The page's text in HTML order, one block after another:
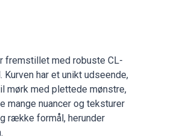
fremstillet med robuste CL-
har et unikt udseende,
mørk med plettede mønstre,
mange nuancer og teksturer
række formål, herunder